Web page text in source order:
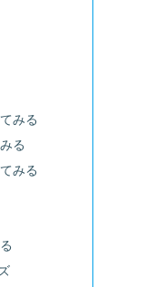
みる
る
みる